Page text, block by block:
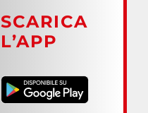
SCARICA
L’APP